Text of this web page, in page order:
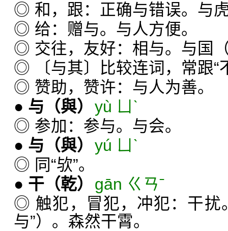
◎ 和，跟：正确与错误。与
◎ 给：赠与。与人方便。
◎ 交往，友好：相与。与国
◎ 〔与其〕比较连词，常跟“
◎ 赞助，赞许：与人为善。
● 与 （與） yù ㄩˋ
◎ 参加：参与。与会。
● 与 （與） yú ㄩˋ
◎ 同“欤”。
● 干 （乾）
gān ㄍㄢˉ
◎ 触犯，冒犯，冲犯：干扰
与”）。森然干霄。